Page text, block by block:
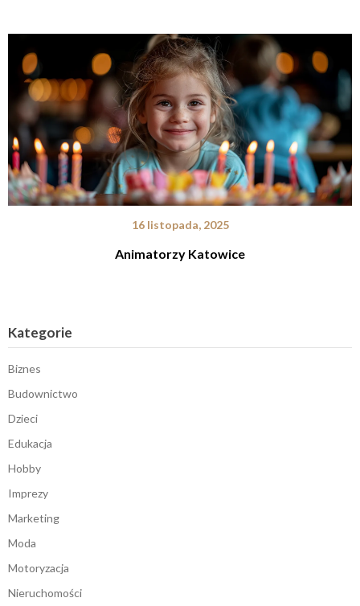
16 listopada, 2025
Animatorzy Katowice
Kategorie
Biznes
Budownictwo
Dzieci
Edukacja
Hobby
Imprezy
Marketing
Moda
Motoryzacja
Nieruchomości